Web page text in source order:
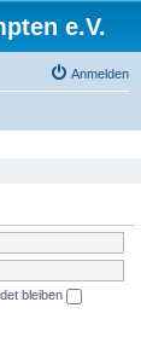
e.V.
Anmelden
bleiben